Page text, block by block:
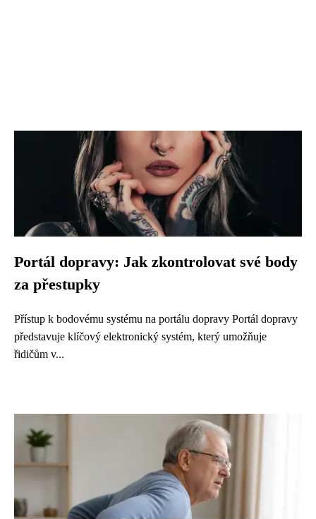
Portál dopravy: Jak zkontrolovat své body
za přestupky
Přístup k bodovému systému na portálu dopravy Portál dopravy
představuje klíčový elektronický systém, který umožňuje
řidičům v...